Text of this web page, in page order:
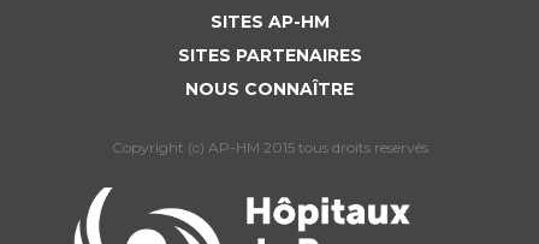
SITES AP-HM
SITES PARTENAIRES
NOUS CONNAÎTRE
Copyright (c) AP-HM 2015 tous droits reservés